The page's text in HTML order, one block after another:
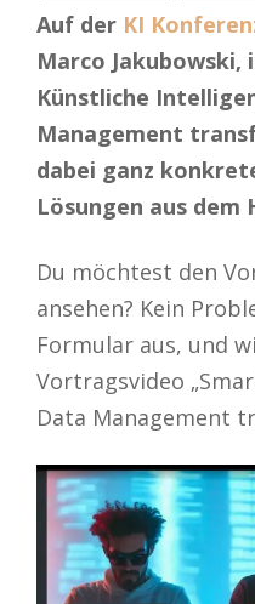
Auf der KI
Marco
Künstliche
Management
dabei ganz
Lösungen aus dem
Du möchtest den
ansehen? Kein
Formular aus, und
Vortragsvideo
Data Management